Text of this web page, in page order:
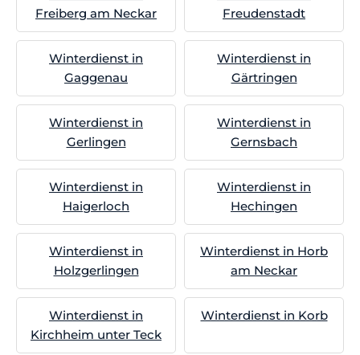
Freiberg am Neckar
Freudenstadt
Winterdienst in
Gaggenau
Winterdienst in
Gärtringen
Winterdienst in
Gerlingen
Winterdienst in
Gernsbach
Winterdienst in
Haigerloch
Winterdienst in
Hechingen
Winterdienst in
Holzgerlingen
Winterdienst in Horb
am Neckar
Winterdienst in
Kirchheim unter Teck
Winterdienst in Korb